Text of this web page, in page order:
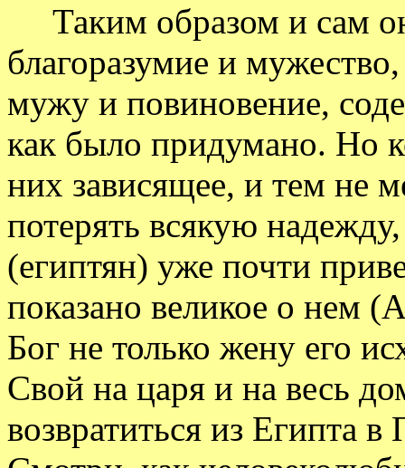
Таким образом и сам
благоразумие и
мужу и повиновение,
как было придумано. Но
них зависящее, и тем не
потерять всякую
(египтян) уже почти
показано великое о нем
Бог не только жену его
Свой на царя и на весь
возвратиться из Египта